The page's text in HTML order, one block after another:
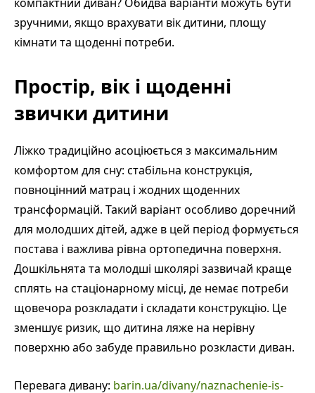
зручними, якщо врахувати вік дитини, площу
кімнати та щоденні потреби.
Простір, вік і щоденні
звички дитини
Ліжко традиційно асоціюється з максимальним
комфортом для сну: стабільна конструкція,
повноцінний матрац і жодних щоденних
трансформацій. Такий варіант особливо доречний
для молодших дітей, адже в цей період формується
постава і важлива рівна ортопедична поверхня.
Дошкільнята та молодші школярі зазвичай краще
сплять на стаціонарному місці, де немає потреби
щовечора розкладати і складати конструкцію. Це
зменшує ризик, що дитина ляже на нерівну
поверхню або забуде правильно розкласти диван.
Перевага дивану: barin.ua/divany/naznachenie-is-